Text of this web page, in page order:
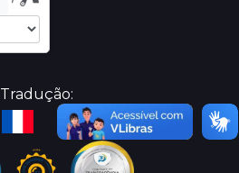
Tradução: